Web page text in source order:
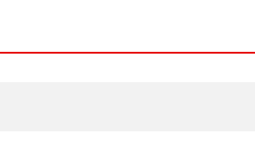
子 その他菓子
清掃用品 電気関連 文具 玩具
理加工品
理加工品